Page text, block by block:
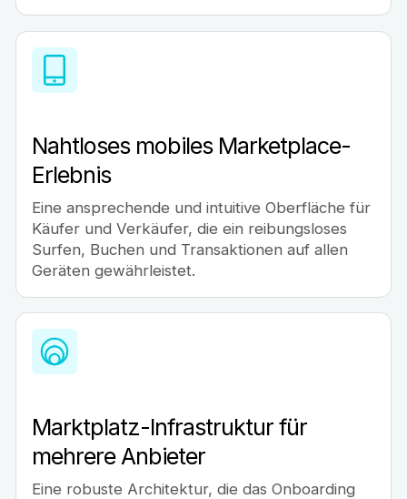
Nahtloses mobiles Marketplace-
Erlebnis
Eine ansprechende und intuitive Oberfläche für
Käufer und Verkäufer, die ein reibungsloses
Surfen, Buchen und Transaktionen auf allen
Geräten gewährleistet.
Marktplatz-Infrastruktur für
mehrere Anbieter
Eine robuste Architektur, die das Onboarding